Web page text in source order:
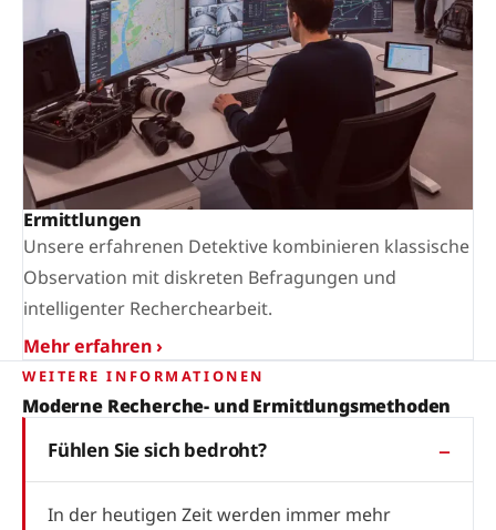
Ermittlungen
Unsere erfahrenen Detektive kombinieren klassische
Observation mit diskreten Befragungen und
intelligenter Recherchearbeit.
Mehr erfahren ›
WEITERE INFORMATIONEN
Moderne Recherche- und Ermittlungsmethoden
Fühlen Sie sich bedroht?
In der heutigen Zeit werden immer mehr